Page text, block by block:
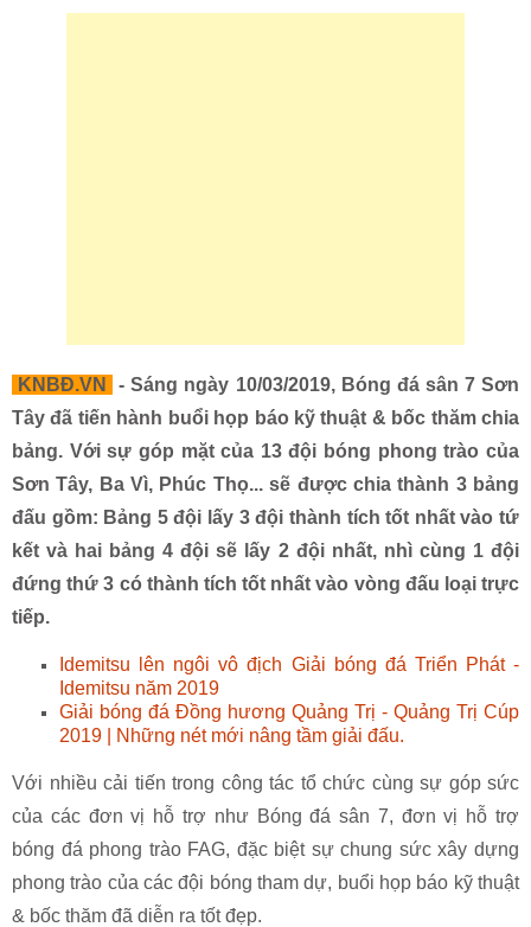
KNBĐ.VN
- Sáng ngày 10/03/2019, Bóng đá sân 7 Sơn
Tây đã tiến hành buổi họp báo kỹ thuật & bốc thăm chia
bảng. Với sự góp mặt của 13 đội bóng phong trào của
Sơn Tây, Ba Vì, Phúc Thọ... sẽ được chia thành 3 bảng
đấu gồm: Bảng 5 đội lấy 3 đội thành tích tốt nhất vào tứ
kết và hai bảng 4 đội sẽ lấy 2 đội nhất, nhì cùng 1 đội
đứng thứ 3 có thành tích tốt nhất vào vòng đấu loại trực
tiếp.
Idemitsu lên ngôi vô địch Giải bóng đá Triển Phát -
Idemitsu năm 2019
Giải bóng đá Đồng hương Quảng Trị - Quảng Trị Cúp
2019 | Những nét mới nâng tầm giải đấu.
Với nhiều cải tiến trong công tác tổ chức cùng sự góp sức
của các đơn vị hỗ trợ như Bóng đá sân 7, đơn vị hỗ trợ
bóng đá phong trào FAG, đặc biệt sự chung sức xây dựng
phong trào của các đội bóng tham dự, buổi họp báo kỹ thuật
& bốc thăm đã diễn ra tốt đẹp.